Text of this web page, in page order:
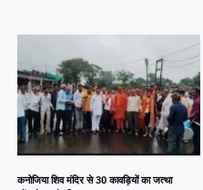
कनोजिया शिव मंदिर से 30 कावड़ियों का जत्था